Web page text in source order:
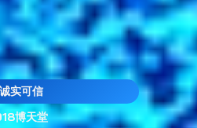
诚实可信
博天堂